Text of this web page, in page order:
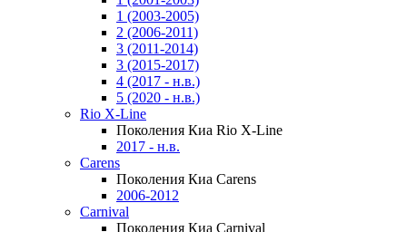
1 (2003-2005)
2 (2006-2011)
3 (2011-2014)
3 (2015-2017)
4 (2017 - н.в.)
5 (2020 - н.в.)
Rio X-Line
Поколения Киа Rio X-Line
2017 - н.в.
Carens
Поколения Киа Carens
2006-2012
Carnival
Поколения Киа Carnival